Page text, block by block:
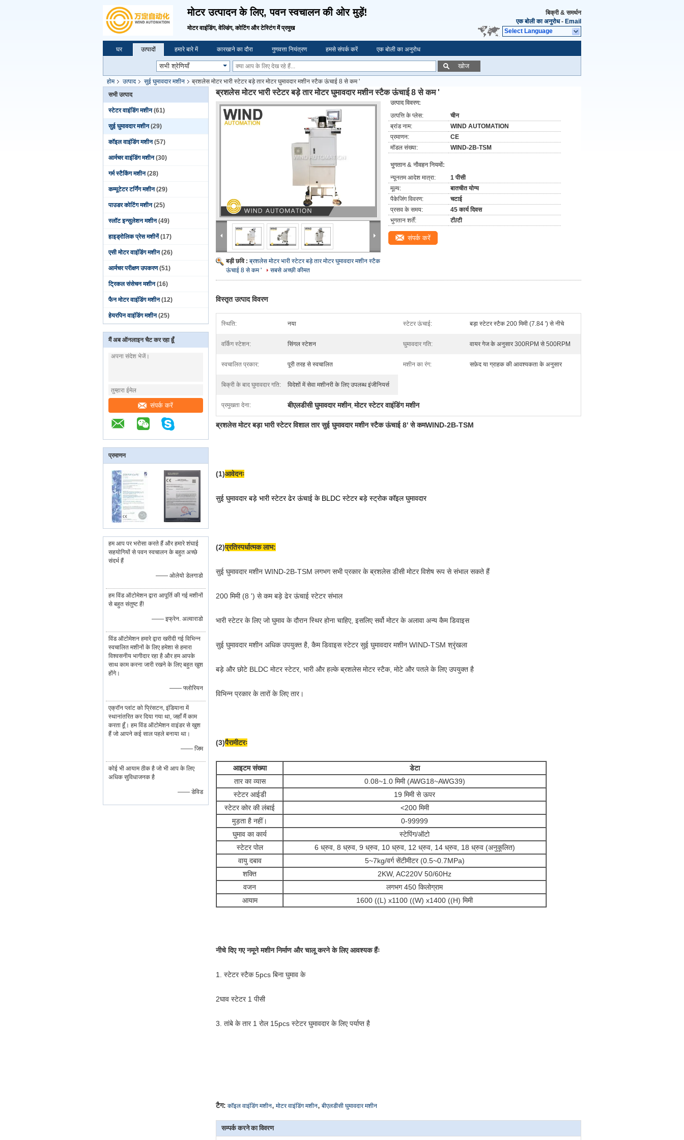
मोटर उत्पादन के लिए, पवन स्वचालन की ओर मुड़ें!
मोटर वाइंडिंग, वेल्डिंग, कोटिंग और टेस्टिंग में प्रमुख
बिक्री & समर्थन
एक बोली का अनुरोध- Email
Select Language
घर उत्पादों हमारे बारे में कारखाने का दौरा गुणवत्ता नियंत्रण हमसे संपर्क करें एक बोली का अनुरोध
खोज
होम उत्पाद सुई घुमावदार मशीन
ब्रशलेस मोटर भारी स्टेटर बड़े तार मोटर घुमावदार मशीन स्टैक ऊंचाई 8 से कम '
सभी उत्पाद
स्टेटर वाइंडिंग मशीन (61)
सुई घुमावदार मशीन (29)
कॉइल वाइंडिंग मशीन (57)
आर्मचर वाइंडिंग मशीन (30)
गर्म स्टैकिंग मशीन (28)
कम्यूटेटर टर्निंग मशीन (29)
पाउडर कोटिंग मशीन (25)
स्लॉट इन्सुलेशन मशीन (49)
हाइड्रोलिक प्रेस मशीनें (17)
एसी मोटर वाइंडिंग मशीन (26)
आर्मचर परीक्षण उपकरण (51)
ट्रिकल संसेचन मशीन (16)
फैन मोटर वाइंडिंग मशीन (12)
हेयरपिन वाइंडिंग मशीन (25)
मैं अब ऑनलाइन चैट कर रहा हूँ
संपर्क करें
प्रमाणन
हम आप पर भरोसा करते हैं और हमारे शंघाई
सहयोगियों से पवन स्वचालन के बहुत अच्छे
संदर्भ हैं
—— ओलेयो डेलगाडो
हम विंड ऑटोमेशन द्वारा आपूर्ति की गई मशीनों
से बहुत संतुष्ट हैं!
—— इफ्रेन. अल्वाराडो
विंड ऑटोमेशन हमारे द्वारा खरीदी गई विभिन्न
स्वचालित मशीनों के लिए हमेशा से हमारा
विश्वसनीय भागीदार रहा है और हम आपके
साथ काम करना जारी रखने के लिए बहुत खुश
होंगे।
—— फ्लोरियन
एक्रॉन प्लांट को प्रिंसटन, इंडियाना में
स्थानांतरित कर दिया गया था, जहाँ मैं काम
करता हूँ। हम विंड ऑटोमेशन वाइंडर से खुश
हैं जो आपने कई साल पहले बनाया था।
—— जिम
कोई भी आयाम ठीक है जो भी आप के लिए
अधिक सुविधाजनक है
—— डेविड
ब्रशलेस मोटर भारी स्टेटर बड़े तार मोटर घुमावदार मशीन स्टैक ऊंचाई 8 से कम '
बड़ी छवि : ब्रशलेस मोटर भारी स्टेटर बड़े तार मोटर घुमावदार मशीन स्टैक
ऊंचाई 8 से कम '
सबसे अच्छी कीमत
उत्पाद विवरण:
उत्पत्ति के प्लेस:
चीन
ब्रांड नाम:
WIND AUTOMATION
प्रमाणन:
CE
मॉडल संख्या:
WIND-2B-TSM
भुगतान & नौवहन नियमों:
न्यूनतम आदेश मात्रा:
1 पीसी
मूल्य:
बातचीत योग्य
पैकेजिंग विवरण:
चटाई
प्रसव के समय:
45 कार्य दिवस
भुगतान शर्तें:
टी/टी
संपर्क करें
विस्तृत उत्पाद विवरण
स्थिति: नया स्टेटर ऊंचाई: बड़ा स्टेटर स्टैक 200 मिमी (7.84 ') से नीचे
वर्किंग स्टेशन: सिंगल स्टेशन घुमावदार गति: वायर गेज के अनुसार 300RPM से 500RPM
स्वचालित प्रकार: पूरी तरह से स्वचालित मशीन का रंग: सफ़ेद या ग्राहक की आवश्यकता के अनुसार
बिक्री के बाद घुमावदार गति: विदेशों में सेवा मशीनरी के लिए उपलब्ध इंजीनियर्स
प्रमुखता देना: बीएलडीसी घुमावदार मशीन,मोटर स्टेटर वाइंडिंग मशीन
ब्रशलेस मोटर बड़ा भारी स्टेटर विशाल तार सुई घुमावदार मशीन स्टैक ऊंचाई 8' से कमWIND-2B-TSM
(1)आवेदनः
सुई घुमावदार बड़े भारी स्टेटर ढेर ऊंचाई के BLDC स्टेटर बड़े स्ट्रोक कॉइल घुमावदार
(2)प्रतिस्पर्धात्मक लाभ:
सुई घुमावदार मशीन WIND-2B-TSM लगभग सभी प्रकार के ब्रशलेस डीसी मोटर विशेष रूप से संभाल सकते हैं
200 मिमी (8 ') से कम बड़े ढेर ऊंचाई स्टेटर संभाल
भारी स्टेटर के लिए जो घुमाव के दौरान स्थिर होना चाहिए, इसलिए सर्वो मोटर के अलावा अन्य कैम डिवाइस
सुई घुमावदार मशीन अधिक उपयुक्त है, कैम डिवाइस स्टेटर सुई घुमावदार मशीन WIND-TSM श्रृंखला
बड़े और छोटे BLDC मोटर स्टेटर, भारी और हल्के ब्रशलेस मोटर स्टैक, मोटे और पतले के लिए उपयुक्त है
विभिन्न प्रकार के तारों के लिए तार।
(3)पैरामीटरः
आइटम संख्या
डेटा
तार का व्यास
0.08~1.0 मिमी (AWG18~AWG39)
स्टेटर आईडी
19 मिमी से ऊपर
स्टेटर कोर की लंबाई
<200 मिमी
मुड़ता है नहीं।
0-99999
घुमाव का कार्य
स्टेपिंग/ऑटो
स्टेटर पोल
6 ध्रुव, 8 ध्रुव, 9 ध्रुव, 10 ध्रुव, 12 ध्रुव, 14 ध्रुव, 18 ध्रुव (अनुकूलित)
वायु दबाव
5~7kg/वर्ग सेंटीमीटर (0.5~0.7MPa)
शक्ति
2KW, AC220V 50/60Hz
वजन
लगभग 450 किलोग्राम
आयाम
1600 ((L) x1100 ((W) x1400 ((H) मिमी
नीचे दिए गए नमूने मशीन निर्माण और चालू करने के लिए आवश्यक हैंः
1. स्टेटर स्टैक 5pcs बिना घुमाव के
2घाव स्टेटर 1 पीसी
3. तांबे के तार 1 रोल 15pcs स्टेटर घुमावदार के लिए पर्याप्त है
टैग: कॉइल वाइंडिंग मशीन, मोटर वाइंडिंग मशीन, बीएलडीसी घुमावदार मशीन
सम्पर्क करने का विवरण